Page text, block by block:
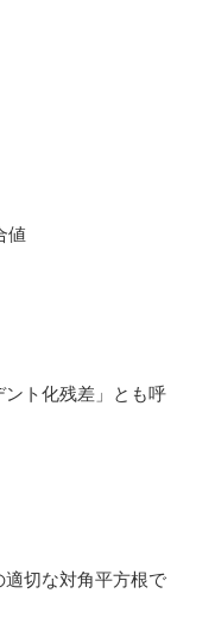
値
ト化残差」とも呼
切な対角平方根で